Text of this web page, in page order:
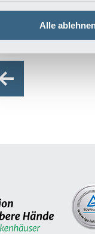
Alle